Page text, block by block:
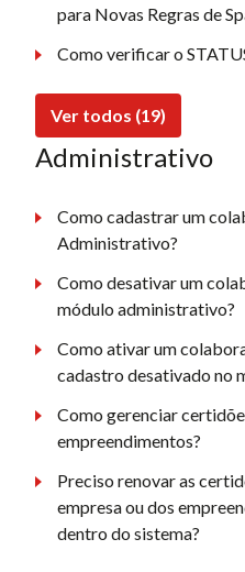
para Novas Regras de
Como verificar o
Ver todos (19)
Administrativo
Como cadastrar um
Administrativo?
Como desativar um
módulo administrativo?
Como ativar um
cadastro desativado no
Como gerenciar
empreendimentos?
Preciso renovar as
empresa ou dos
dentro do sistema?